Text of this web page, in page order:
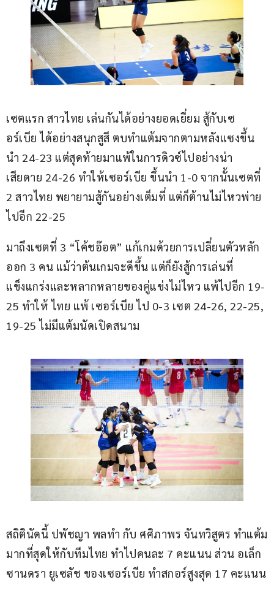
เซตแรก สาวไทย เล่นกันได้อย่างยอดเยี่ยม สู้กับเซ
อร์เบีย ได้อย่างสนุกสูสี ตบทำแต้มจากตามหลังแซงขึ้น
นำ 24-23 แต่สุดท้ายมาแพ้ในการดิวซ์ไปอย่างน่า
เสียดาย 24-26 ทำให้เซอร์เบีย ขึ้นนำ 1-0 จากนั้นเซตที่
2 สาวไทย พยายามสู้กันอย่างเต็มที่ แต่ก็ต้านไม่ไหวพ่าย
ไปอีก 22-25
มาถึงเซตที่ 3 “โค้ชอ๊อต” แก้เกมด้วยการเปลี่ยนตัวหลัก
ออก 3 คน แม้ว่าต้นเกมจะดีขึ้น แต่ก็ยังสู้การเล่นที่
แข็งแกร่งและหลากหลายของคู่แข่งไม่ไหว แพ้ไปอีก 19-
25 ทำให้ ไทย แพ้ เซอร์เบีย ไป 0-3 เซต 24-26, 22-25,
19-25 ไม่มีแต้มนัดเปิดสนาม
สถิตินัดนี้ ปพัชญา พลทำ กับ ศศิภาพร จันทวิสูตร ทำแต้ม
มากที่สุดให้กับทีมไทย ทำไปคนละ 7 คะแนน ส่วน อเล็ก
ซานดรา ยูเซลัช ของเซอร์เบีย ทำสกอร์สูงสุด 17 คะแนน